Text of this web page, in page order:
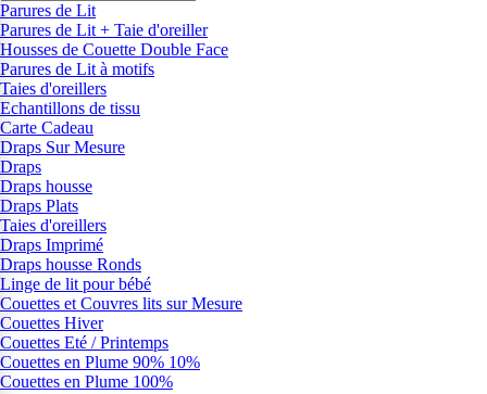
Parures de Lit
Parures de Lit + Taie d'oreiller
Housses de Couette Double Face
Parures de Lit à motifs
Taies d'oreillers
Echantillons de tissu
Carte Cadeau
Draps Sur Mesure
Draps
Draps housse
Draps Plats
Taies d'oreillers
Draps Imprimé
Draps housse Ronds
Linge de lit pour bébé
Couettes et Couvres lits sur Mesure
Couettes Hiver
Couettes Eté / Printemps
Couettes en Plume 90% 10%
Couettes en Plume 100%